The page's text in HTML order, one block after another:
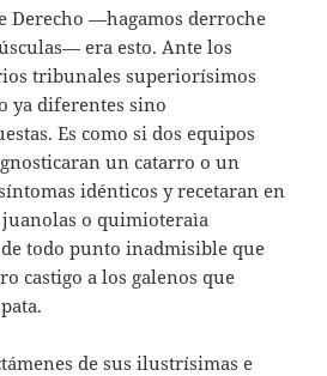
Derecho —hagamos derroche
era esto. Ante los
tribunales superiorísimos
ya diferentes sino
Es como si dos equipos
un catarro o un
idénticos y recetaran en
juanolas o quimioteraìa
todo punto inadmisible que
castigo a los galenos que
de sus ilustrísimas e